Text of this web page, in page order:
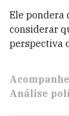
Ele pondera
considerar
perspectiva
Análise